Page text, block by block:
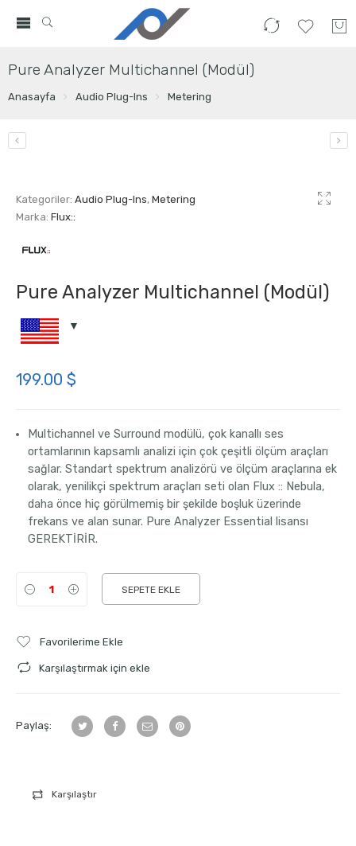
Pure Analyzer Multichannel (Modül)
Anasayfa Audio Plug-Ins Metering
Kategoriler: Audio Plug-Ins, Metering
Marka: Flux::
Pure Analyzer Multichannel (Modül)
199.00 $
Multichannel ve Surround modülü, çok kanallı ses
ortamlarının kapsamlı analizi için çok çeşitli ölçüm araçları
sağlar. Standart spektrum analizörü ve ölçüm araçlarına ek
olarak, yenilikçi spektrum araçları seti olan Flux :: Nebula,
daha önce hiç görülmemiş bir şekilde boşluk üzerinde
frekans ve alan sunar. Pure Analyzer Essential lisansı
GEREKTİRİR.
SEPETE EKLE
Favorilerime Ekle
Karşılaştırmak için ekle
Paylaş:
Karşılaştır